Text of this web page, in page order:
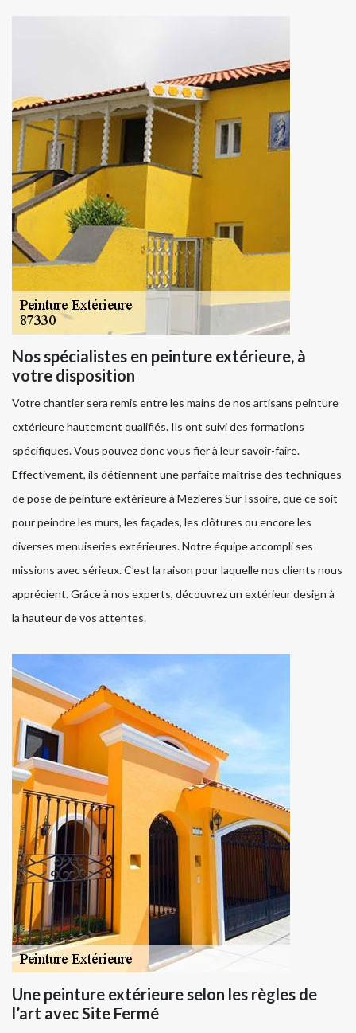
Nos spécialistes en peinture extérieure, à
votre disposition
Votre chantier sera remis entre les mains de nos artisans peinture
extérieure hautement qualifiés. Ils ont suivi des formations
spécifiques. Vous pouvez donc vous fier à leur savoir-faire.
Effectivement, ils détiennent une parfaite maîtrise des techniques
de pose de peinture extérieure à Mezieres Sur Issoire, que ce soit
pour peindre les murs, les façades, les clôtures ou encore les
diverses menuiseries extérieures. Notre équipe accompli ses
missions avec sérieux. C’est la raison pour laquelle nos clients nous
apprécient. Grâce à nos experts, découvrez un extérieur design à
la hauteur de vos attentes.
Une peinture extérieure selon les règles de
l’art avec Site Fermé